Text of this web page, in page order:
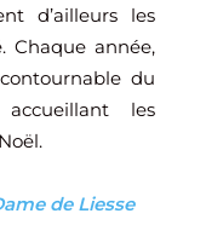
d’ailleurs les
Chaque année,
du
les
de Liesse